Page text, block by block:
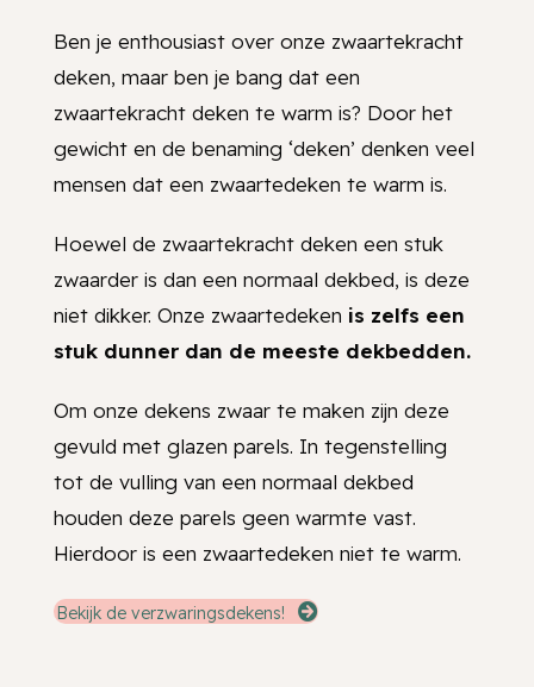
Ben je enthousiast over onze zwaartekracht
deken, maar ben je bang dat een
zwaartekracht deken te warm is? Door het
gewicht en de benaming ‘deken’ denken veel
mensen dat een zwaartedeken te warm is.
Hoewel de zwaartekracht deken een stuk
zwaarder is dan een normaal dekbed, is deze
niet dikker. Onze zwaartedeken is zelfs een
stuk dunner dan de meeste dekbedden.
Om onze dekens zwaar te maken zijn deze
gevuld met glazen parels. In tegenstelling
tot de vulling van een normaal dekbed
houden deze parels geen warmte vast.
Hierdoor is een zwaartedeken niet te warm.
Bekijk de verzwaringsdekens!